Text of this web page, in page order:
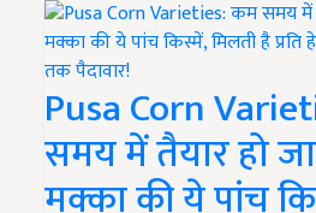
Pusa Corn
समय में तैयार हो